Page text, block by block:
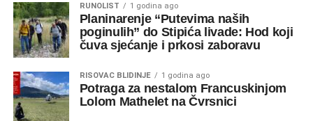
RUNOLIST 1 godina ago
Planinarenje “Putevima naših
poginulih” do Stipića livade: Hod koji
čuva sjećanje i prkosi zaboravu
RISOVAC BLIDINJE 1 godina ago
Potraga za nestalom Francuskinjom
Lolom Mathelet na Čvrsnici